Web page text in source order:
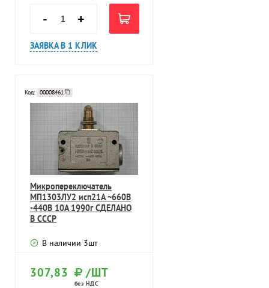
- +
ЗАЯВКА В 1 КЛИК
Код: 00008461
Микропереключатель
МП1303ЛУ2 исп21А ~660В
-440В 10А 1990г СДЕЛАНО
В СССР
В наличии 3шт
307,83 /ШТ
без НДС